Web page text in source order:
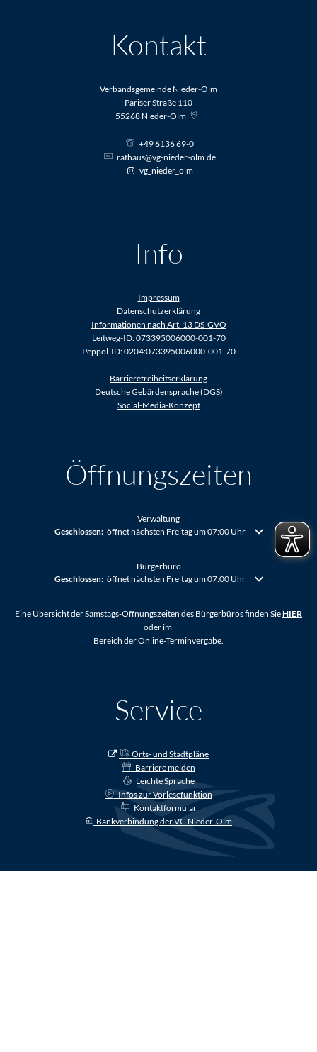
Kontakt
Verbandsgemeinde Nieder-Olm
Pariser Straße 110
55268 Nieder-Olm
+49 6136 69-0
rathaus@vg-nieder-olm.de
vg_nieder_olm
Info
Impressum
Datenschutzerklärung
Informationen nach Art. 13 DS-GVO
Leitweg-ID: 073395006000-001-70
Peppol-ID: 0204:073395006000-001-70
Barrierefreiheitserklärung
Deutsche Gebärdensprache (DGS)
Social-Media-Konzept
Öffnungszeiten
Verwaltung
Klicken, um weitere Öffnungs- oder Schließzeiten auszublenden
Geschlossen: öffnet nächsten Freitag um 07:00 Uhr
Bürgerbüro
Klicken, um weitere Öffnungs- oder Schließzeiten auszublenden
Geschlossen: öffnet nächsten Freitag um 07:00 Uhr
Eine Übersicht der Samstags-Öffnungszeiten des Bürgerbüros finden SieHIER
oder im
Bereich der Online-Terminvergabe.
Service
Orts- und Stadtpläne
Barriere melden
Leichte Sprache
Infos zur Vorlesefunktion
Kontaktformular
Bankverbindung der VG Nieder-Olm